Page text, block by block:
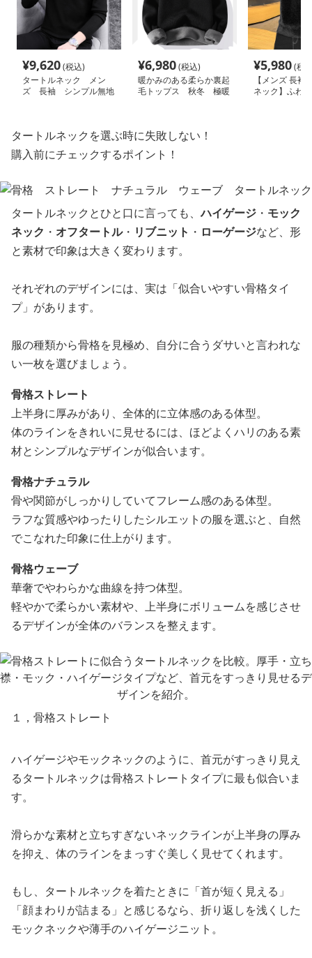
¥9,620(税込)
タートルネック メン
ズ 長袖 シンプル無地
¥6,980(税込)
暖かみのある柔らか裏起
毛トップス 秋冬 極暖
¥5,980(税
【メンズ 長袖
ネック】ふわ
タートルネックを選ぶ時に失敗しない！
購入前にチェックするポイント！
タートルネックとひと口に言っても、ハイゲージ ・ モック
ネック ・ オフタートル・ リブニット ・ ローゲージなど、形
と素材で印象は大きく変わります。
それぞれのデザインには、実は「似合いやすい骨格タイ
プ」があります。
服の種類から骨格を見極め、自分に合うダサいと言われな
い一枚を選びましょう。
骨格ストレート
上半身に厚みがあり、全体的に立体感のある体型。
体のラインをきれいに見せるには、ほどよくハリのある素
材とシンプルなデザインが似合います。
骨格ナチュラル
骨や関節がしっかりしていてフレーム感のある体型。
ラフな質感やゆったりしたシルエットの服を選ぶと、自然
でこなれた印象に仕上がります。
骨格ウェーブ
華奢でやわらかな曲線を持つ体型。
軽やかで柔らかい素材や、上半身にボリュームを感じさせ
るデザインが全体のバランスを整えます。
１，骨格ストレート
ハイゲージやモックネックのように、首元がすっきり見え
るタートルネックは骨格ストレートタイプに最も似合いま
す。
滑らかな素材と立ちすぎないネックラインが上半身の厚み
を抑え、体のラインをまっすぐ美しく見せてくれます。
もし、タートルネックを着たときに「首が短く見える」
「顔まわりが詰まる」と感じるなら、折り返しを浅くした
モックネックや薄手のハイゲージニット。